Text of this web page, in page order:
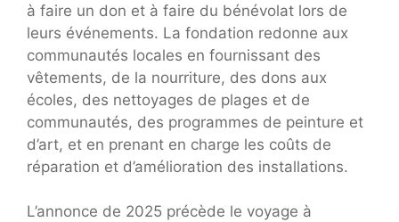
à faire un don et à faire du bénévolat lors de
leurs événements. La fondation redonne aux
communautés locales en fournissant des
vêtements, de la nourriture, des dons aux
écoles, des nettoyages de plages et de
communautés, des programmes de peinture et
d’art, et en prenant en charge les coûts de
réparation et d’amélioration des installations.
L’annonce de 2025 précède le voyage à